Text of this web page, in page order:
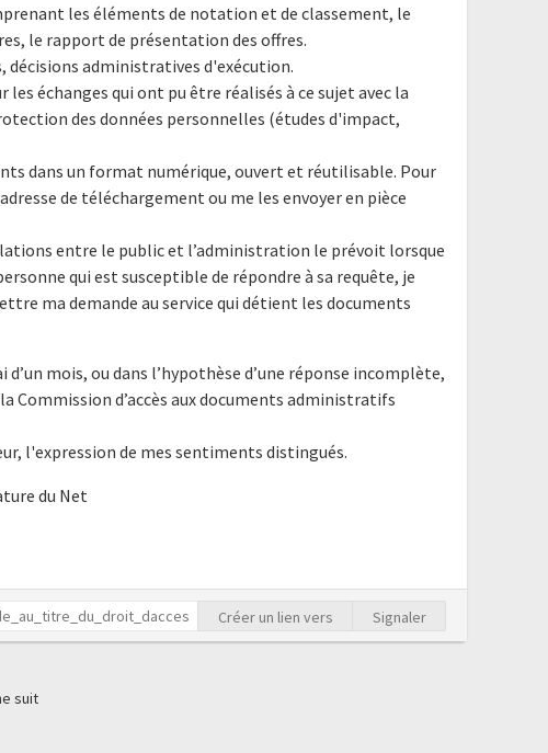
les éléments de notation et de classement, le
le rapport de présentation des offres.
décisions administratives d'exécution.
échanges qui ont pu être réalisés à ce sujet avec la
des données personnelles (études d'impact,
dans un format numérique, ouvert et réutilisable. Pour
de téléchargement ou me les envoyer en pièce
entre le public et l’administration le prévoit lorsque
qui est susceptible de répondre à sa requête, je
ma demande au service qui détient les documents
d’un mois, ou dans l’hypothèse d’une réponse incomplète,
Commission d’accès aux documents administratifs
l'expression de mes sentiments distingués.
du Net
Créer un lien vers Signaler
suit